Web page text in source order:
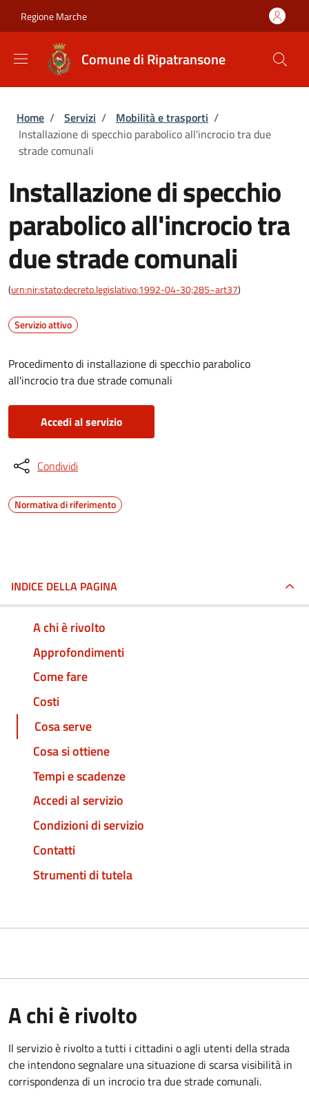
Regione Marche
Comune di Ripatransone
Briciole di pane
Home / Servizi / Mobilità e trasporti /
Installazione di specchio parabolico all'incrocio tra due
strade comunali
Installazione di specchio
parabolico all'incrocio tra
due strade comunali
(urn:nir:stato:decreto.legislativo:1992-04-30;285~art37)
Servizio attivo
Procedimento di installazione di specchio parabolico
all'incrocio tra due strade comunali
Accedi al servizio
Condividi
Normativa di riferimento
INDICE DELLA PAGINA
A chi è rivolto
Approfondimenti
Come fare
Costi
Cosa serve
Cosa si ottiene
Tempi e scadenze
Accedi al servizio
Condizioni di servizio
Contatti
Strumenti di tutela
A chi è rivolto
Il servizio è rivolto a tutti i cittadini o agli utenti della strada
che intendono segnalare una situazione di scarsa visibilità in
corrispondenza di un incrocio tra due strade comunali.